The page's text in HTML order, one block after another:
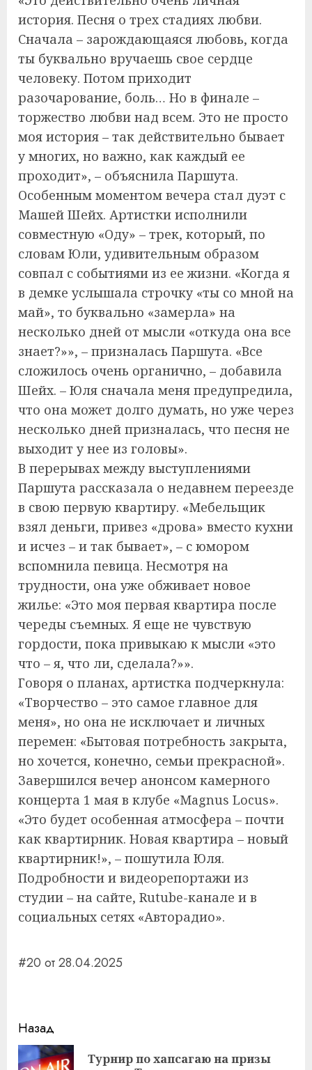
история. Песня о трех стадиях любви.
Сначала – зарождающаяся любовь, когда
ты буквально вручаешь своe сердце
человеку. Потом приходит
разочарование, боль… Но в финале –
торжество любви над всем. Это не просто
моя история – так действительно бывает
у многих, но важно, как каждый ее
проходит», – объяснила Паршута.
Особенным моментом вечера стал дуэт с
Машей Шейх. Артистки исполнили
совместную «Оду» – трек, который, по
словам Юли, удивительным образом
совпал с событиями из ее жизни. «Когда я
в демке услышала строчку «ты со мной на
май», то буквально «замерла» на
несколько дней от мысли «откуда она всe
знает?»», – призналась Паршута. «Все
сложилось очень органично, – добавила
Шейх. – Юля сначала меня предупредила,
что она может долго думать, но уже через
несколько дней призналась, что песня не
выходит у нее из головы».
В перерывах между выступлениями
Паршута рассказала о недавнем переезде
в свою первую квартиру. «Мебельщик
взял деньги, привез «дрова» вместо кухни
и исчез – и так бывает», – с юмором
вспомнила певица. Несмотря на
трудности, она уже обживает новое
жилье: «Это моя первая квартира после
череды съемных. Я ещe не чувствую
гордости, пока привыкаю к мысли «это
что – я, что ли, сделала?»».
Говоря о планах, артистка подчеркнула:
«Творчество – это самое главное для
меня», но она не исключает и личных
перемен: «Бытовая потребность закрыта,
но хочется, конечно, семьи прекрасной».
Завершился вечер анонсом камерного
концерта 1 мая в клубе «Magnus Locus».
«Это будет особенная атмосфера – почти
как квартирник. Новая квартира – новый
квартирник!», – пошутила Юля.
Подробности и видеорепортажи из
студии – на сайте, Rutube-канале и в
социальных сетях «Авторадио».
#20 от 28.04.2025
Навигация
записи
Назад
Турнир по хапсагаю на призы